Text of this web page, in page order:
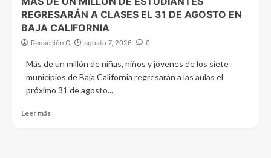
REGRESARÁN A CLASES EL 31 DE AGOSTO EN
BAJA CALIFORNIA
Redacción C agosto 7, 2026 0
Más de un millón de niñas, niños y jóvenes de los siete
municipios de Baja California regresarán a las aulas el
próximo 31 de agosto...
Leer más